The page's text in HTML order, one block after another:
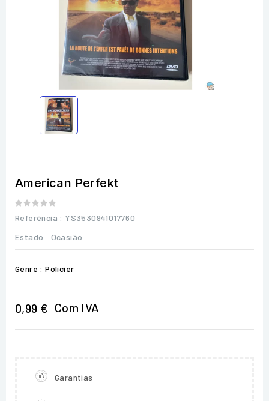
American Perfekt
Referência : YS3530941017760
Estado : Ocasião
Genre : Policier
0,99 € Com IVA
Garantias